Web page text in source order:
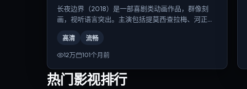
长夜边界（2018）是一部喜剧类动画作品，群像刻
画，视听语言突出。主演包括提莫西·查拉梅、河正
高清 流畅
12万 101个月前
热门影视排行